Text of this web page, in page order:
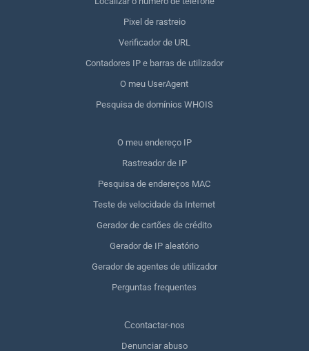
Pixel de rastreio
Verificador de URL
Contadores IP e barras de utilizador
O meu UserAgent
Pesquisa de domínios WHOIS
O meu endereço IP
Rastreador de IP
Pesquisa de endereços MAC
Teste de velocidade da Internet
Gerador de cartões de crédito
Gerador de IP aleatório
Gerador de agentes de utilizador
Perguntas frequentes
Сcontactar-nos
Denunciar abuso